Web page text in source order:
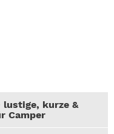
lustige, kurze &
Camper